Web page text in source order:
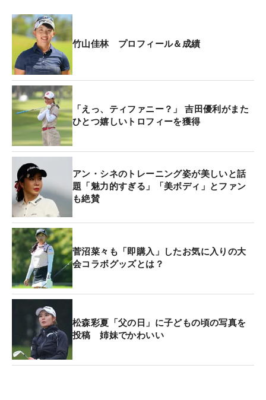
竹山佳林 プロフィール＆成績
「えっ、ティファニー？」 吉田優利がまた
ひとつ嬉しいトロフィーを獲得
アン・シネのトレーニング姿が美しいと話
題「魅力的すぎる」「美ボディ」とファン
も絶賛
菅沼菜々も「即購入」したお気に入りの大
会コラボグッズとは？
松森彩夏「父の日」に子どもの頃の写真を
投稿 姉妹でかわいい